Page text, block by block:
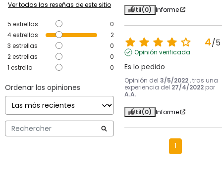
Ver todas las reseñas de este sitio
5 estrellas
0
4estrellas
2
3 estrellas
0
2estrellas
0
1 estrella 0
Ordenar las opiniones
Útil(0) Informe
4/5
Opinión verificada
Es lo pedido
Opinión del 3/5/2022 , tras una
experiencia del 27/4/2022 por
A.A.
Útil(0) Informe
1